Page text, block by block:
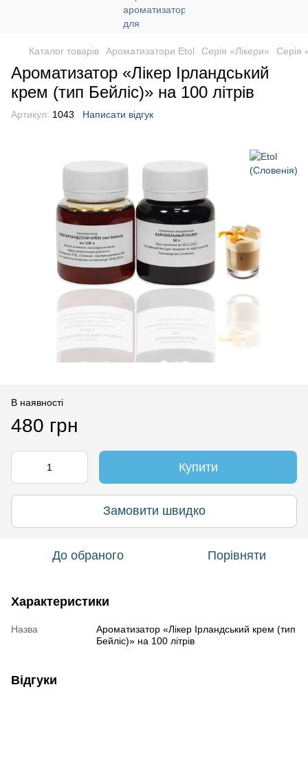
Каталог товарів Ароматизатори Etol Серія «Лікери» Серія
Ароматизатор «Лікер Ірландський
крем (тип Бейліс)» на 100 літрів
Артикул: 1043 Написати відгук
В наявності
480 грн
Купити
Замовити швидко
До обраного Порівняти
Характеристики
Назва
Ароматизатор «Лікер Ірландський крем (тип
Бейліс)» на 100 літрів
Відгуки